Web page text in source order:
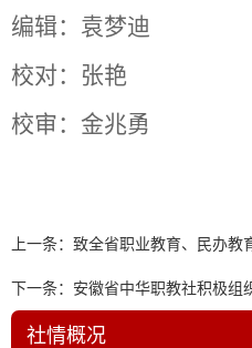
编辑：袁梦迪
校对：张艳
校审：金兆勇
上一条： 致全省职业教育、民办教
下一条： 安徽省中华职教社积极组
协作对接会
社情概况